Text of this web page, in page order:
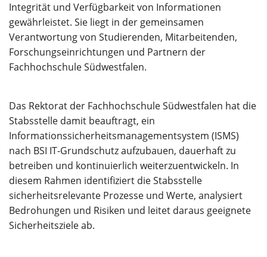
Integrität und Verfügbarkeit von Informationen
gewährleistet. Sie liegt in der gemeinsamen
Verantwortung von Studierenden, Mitarbeitenden,
Forschungseinrichtungen und Partnern der
Fachhochschule Südwestfalen.
Das Rektorat der Fachhochschule Südwestfalen hat die
Stabsstelle damit beauftragt, ein
Informationssicherheitsmanagementsystem (ISMS)
nach BSI IT-Grundschutz aufzubauen, dauerhaft zu
betreiben und kontinuierlich weiterzuentwickeln. In
diesem Rahmen identifiziert die Stabsstelle
sicherheitsrelevante Prozesse und Werte, analysiert
Bedrohungen und Risiken und leitet daraus geeignete
Sicherheitsziele ab.